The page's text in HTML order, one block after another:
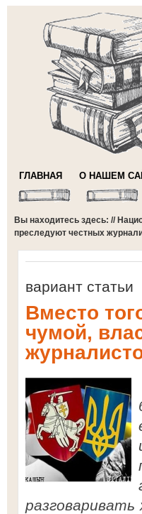
ГЛАВНАЯ О НАШЕМ
Вы находитесь здесь: //
преследуют честных
вариант статьи
Вместо
чумой,